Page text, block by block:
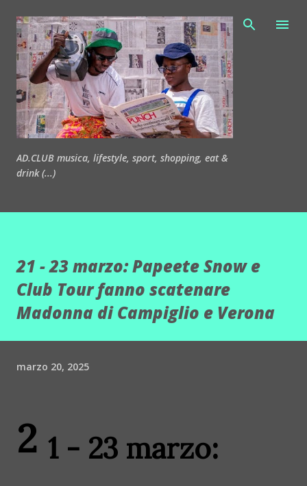
Passa ai contenuti principali
AD.CLUB musica, lifestyle, sport, shopping, eat &
drink (...)
21 - 23 marzo: Papeete Snow e
Club Tour fanno scatenare
Madonna di Campiglio e Verona
marzo 20, 2025
2 1 - 23 marzo: